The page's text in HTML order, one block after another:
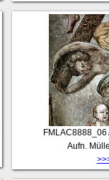
FMLAC8888_06
Aufn.